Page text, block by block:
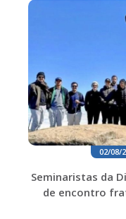
02/08/
Seminaristas da
de encontro